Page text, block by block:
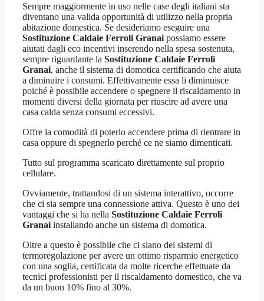
Sempre maggiormente in uso nelle case degli italiani sta
diventano una valida opportunità di utilizzo nella propria
abitazione domestica. Se desideriamo eseguire una
Sostituzione Caldaie Ferroli Granai possiamo essere
aiutati dagli eco incentivi inserendo nella spesa sostenuta,
sempre riguardante la Sostituzione Caldaie Ferroli
Granai, anche il sistema di domotica certificando che aiuta
a diminuire i consumi. Effettivamente essa li diminuisce
poiché è possibile accendere o spegnere il riscaldamento in
momenti diversi della giornata per riuscire ad avere una
casa calda senza consumi eccessivi.
Offre la comodità di poterlo accendere prima di rientrare in
casa oppure di spegnerlo perché ce ne siamo dimenticati.
Tutto sul programma scaricato direttamente sul proprio
cellulare.
Ovviamente, trattandosi di un sistema interattivo, occorre
che ci sia sempre una connessione attiva. Questo è uno dei
vantaggi che si ha nella Sostituzione Caldaie Ferroli
Granai installando anche un sistema di domotica.
Oltre a questo è possibile che ci siano dei sistemi di
termoregolazione per avere un ottimo risparmio energetico
con una soglia, certificata da molte ricerche effettuate da
tecnici professionisti per il riscaldamento domestico, che va
da un buon 10% fino al 30%.